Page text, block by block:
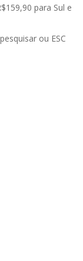
para Sul e
ou ESC